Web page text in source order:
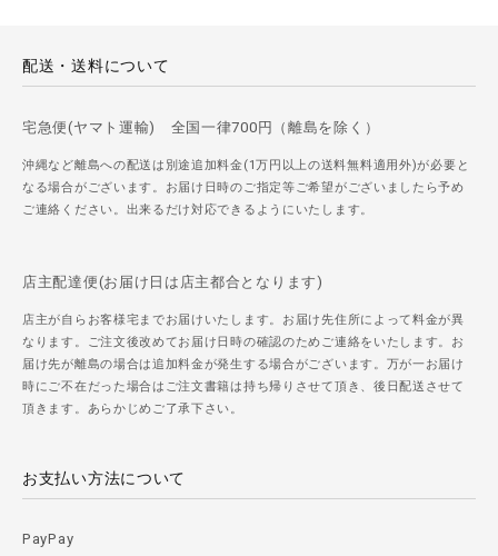
配送・送料について
宅急便(ヤマト運輸) 全国一律700円（離島を除く）
沖縄など離島への配送は別途追加料金(1万円以上の送料無料適用外)が必要と
なる場合がございます。お届け日時のご指定等ご希望がございましたら予め
ご連絡ください。出来るだけ対応できるようにいたします。
店主配達便(お届け日は店主都合となります)
店主が自らお客様宅までお届けいたします。お届け先住所によって料金が異
なります。ご注文後改めてお届け日時の確認のためご連絡をいたします。お
届け先が離島の場合は追加料金が発生する場合がございます。万が一お届け
時にご不在だった場合はご注文書籍は持ち帰りさせて頂き、後日配送させて
頂きます。あらかじめご了承下さい。
お支払い方法について
PayPay